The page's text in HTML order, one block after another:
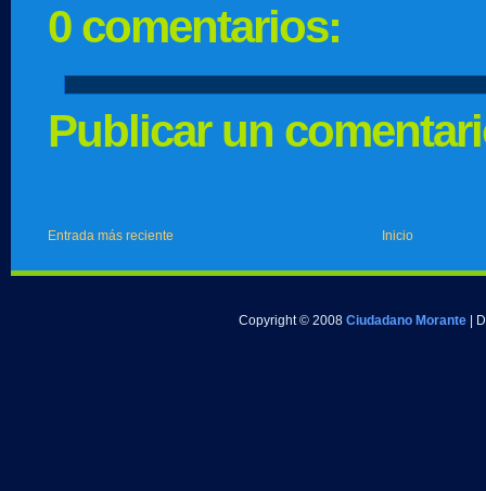
0 comentarios:
Publicar un
Entrada más reciente Inicio
Copyright © 2008 Ciudadano Morante |